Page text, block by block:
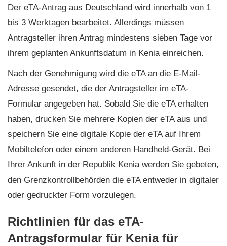
Der eTA-Antrag aus Deutschland wird innerhalb von 1
bis 3 Werktagen bearbeitet. Allerdings müssen
Antragsteller ihren Antrag mindestens sieben Tage vor
ihrem geplanten Ankunftsdatum in Kenia einreichen.
Nach der Genehmigung wird die eTA an die E-Mail-
Adresse gesendet, die der Antragsteller im eTA-
Formular angegeben hat. Sobald Sie die eTA erhalten
haben, drucken Sie mehrere Kopien der eTA aus und
speichern Sie eine digitale Kopie der eTA auf Ihrem
Mobiltelefon oder einem anderen Handheld-Gerät. Bei
Ihrer Ankunft in der Republik Kenia werden Sie gebeten,
den Grenzkontrollbehörden die eTA entweder in digitaler
oder gedruckter Form vorzulegen.
Richtlinien für das eTA-
Antragsformular für Kenia für